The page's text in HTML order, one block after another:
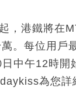
，港鐵將在
。每位用
中午12時開
為您